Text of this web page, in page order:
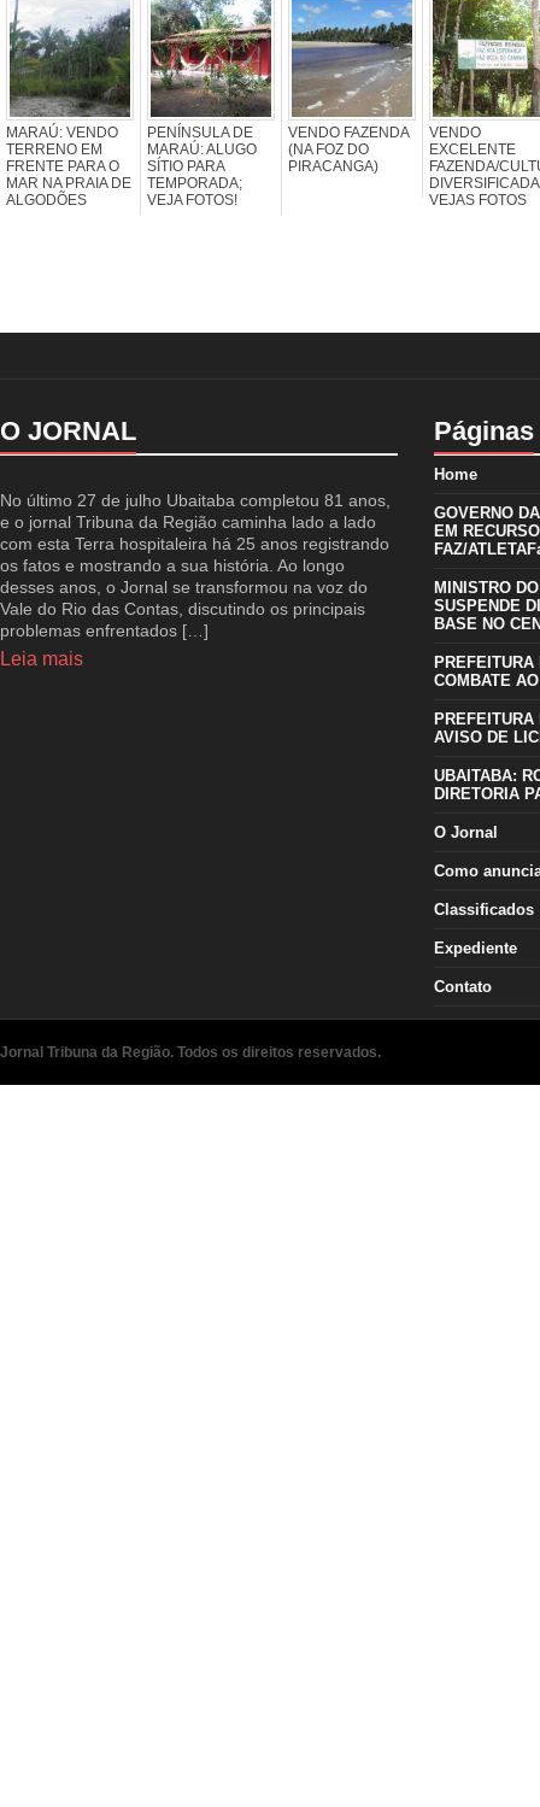
MARAÚ: VENDO
TERRENO EM
FRENTE PARA O
MAR NA PRAIA DE
ALGODÕES
PENÍNSULA DE
MARAÚ: ALUGO
SÍTIO PARA
TEMPORADA;
VEJA FOTOS!
VENDO FAZENDA
(NA FOZ DO
PIRACANGA)
VENDO
EXCELENTE
FAZENDA/
VEJAS FOTOS
O JORNAL
No último 27 de julho Ubaitaba completou 81 anos,
e o jornal Tribuna da Região caminha lado a lado
com esta Terra hospitaleira há 25 anos registrando
os fatos e mostrando a sua história. Ao longo
desses anos, o Jornal se transformou na voz do
Vale do Rio das Contas, discutindo os principais
problemas enfrentados […]
Leia mais
Páginas
Home
GOVERNO
EM
FAZ/
MINISTRO
SUSPENDE
BASE NO
COMBATE
AVISO DE
UBAITABA:
DIRETORIA
O Jornal
Como
Classificados
Expediente
Contato
Jornal Tribuna da Região. Todos os direitos reservados.